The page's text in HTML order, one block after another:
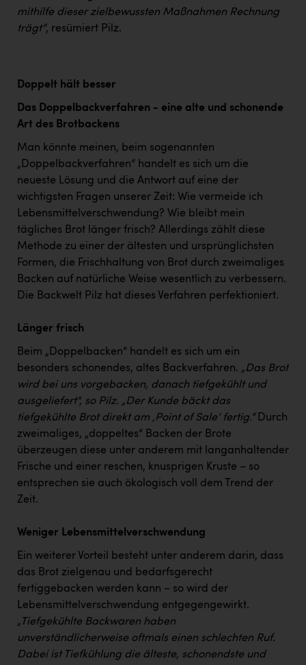
mithilfe dieser zielbewussten Maßnahmen Rechnung
trägt“, resümiert Pilz.
Doppelt hält besser
Das Doppelbackverfahren - eine alte und schonende
Art des Brotbackens
Man könnte meinen, beim sogenannten
„Doppelbackverfahren“ handelt es sich um die
neueste Lösung und die Antwort auf eine der
wichtigsten Fragen unserer Zeit: Wie vermeide ich
Lebensmittelverschwendung? Wie bleibt mein
tägliches Brot länger frisch? Allerdings zählt diese
Methode zu einer der ältesten und ursprünglichsten
Formen, die Frischhaltung von Brot durch zweimaliges
Backen auf natürliche Weise wesentlich zu verbessern.
Die Backwelt Pilz hat dieses Verfahren perfektioniert.
Länger frisch
Beim „Doppelbacken“ handelt es sich um ein
besonders schonendes, altes Backverfahren. „Das Brot
wird bei uns vorgebacken, danach tiefgekühlt und
ausgeliefert", so Pilz. „Der Kunde bäckt das
tiefgekühlte Brot direkt am ‚Point of Sale‘ fertig.“Durch
zweimaliges, „doppeltes“ Backen der Brote
überzeugen diese unter anderem mit langanhaltender
Frische und einer reschen, knusprigen Kruste – so
entsprechen sie auch ökologisch voll dem Trend der
Zeit.
Weniger Lebensmittelverschwendung
Ein weiterer Vorteil besteht unter anderem darin, dass
das Brot zielgenau und bedarfsgerecht
fertiggebacken werden kann – so wird der
Lebensmittelverschwendung entgegengewirkt.
„Tiefgekühlte Backwaren haben
unverständlicherweise oftmals einen schlechten Ruf.
Dabei ist Tiefkühlung die älteste, schonendste und